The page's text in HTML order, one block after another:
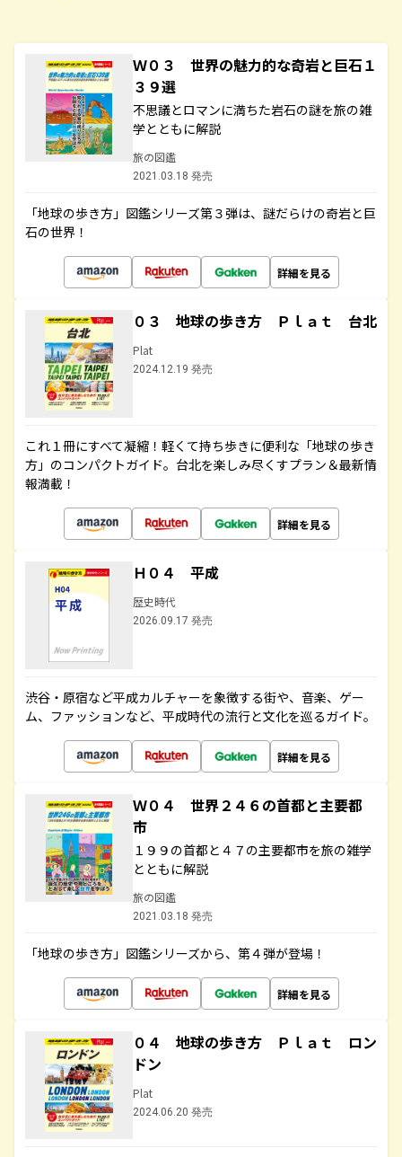
Ｗ０３ 世界の魅力的な奇岩と巨石１
３９選
不思議とロマンに満ちた岩石の謎を旅の雑
学とともに解説
旅の図鑑
2021.03.18 発売
「地球の歩き方」図鑑シリーズ第３弾は、謎だらけの奇岩と巨
石の世界！
詳細を見る
０３ 地球の歩き方 Ｐｌａｔ 台北
Plat
2024.12.19 発売
これ１冊にすべて凝縮！軽くて持ち歩きに便利な「地球の歩き
方」のコンパクトガイド。台北を楽しみ尽くすプラン＆最新情
報満載！
詳細を見る
Ｈ０４ 平成
歴史時代
2026.09.17 発売
渋谷・原宿など平成カルチャーを象徴する街や、音楽、ゲー
ム、ファッションなど、平成時代の流行と文化を巡るガイド。
詳細を見る
Ｗ０４ 世界２４６の首都と主要都
市
１９９の首都と４７の主要都市を旅の雑学
とともに解説
旅の図鑑
2021.03.18 発売
「地球の歩き方」図鑑シリーズから、第４弾が登場！
詳細を見る
０４ 地球の歩き方 Ｐｌａｔ ロン
ドン
Plat
2024.06.20 発売